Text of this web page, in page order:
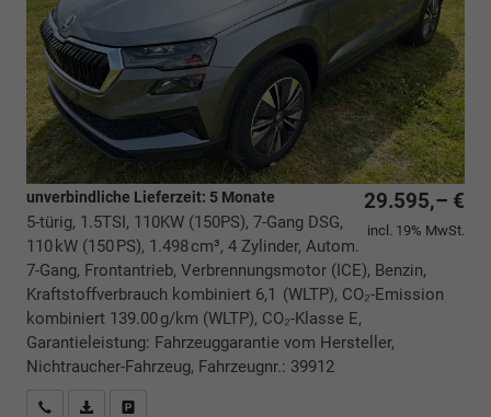
29.595,– €
incl. 19% MwSt.
unverbindliche Lieferzeit: 5 Monate
5-türig, 1.5TSI, 110KW (150PS), 7-Gang DSG,
110 kW (150 PS), 1.498 cm³, 4 Zylinder, Autom.
7-Gang, Frontantrieb, Verbrennungsmotor (ICE), Benzin,
Kraftstoffverbrauch kombiniert 6,1 (WLTP), CO₂-Emission
kombiniert 139.00 g/km (WLTP), CO₂-Klasse E,
Garantieleistung: Fahrzeuggarantie vom Hersteller,
Nichtraucher-Fahrzeug, Fahrzeugnr.: 39912
Rückrufbitte absenden
PDF-Datei, Fahrzeugexposé drucken